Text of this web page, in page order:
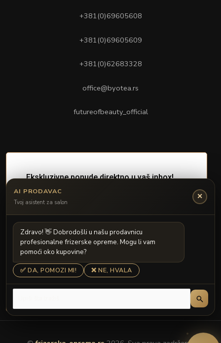
+381(0)69605608
+381(0)69605609
+381(0)62683328
office@byotea.rs
futureofbeauty_official
AI PRODAVAC
Tvoj asistent za salon
✕
Zdravo! Dobrodošli u našu prodavnicu
profesionalne frizerske opreme. Mogu li vam
pomoći oko kupovine?
✅ DA, POMOZI MI! ❌ NE, HVALA